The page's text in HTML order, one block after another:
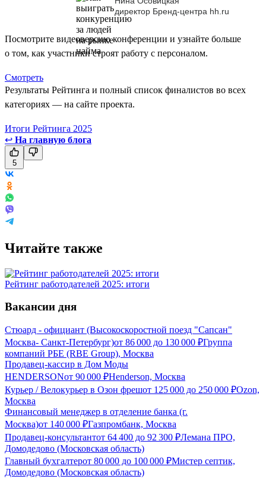
директор Бренд-центра hh.ru
Посмотрите видеоверсию конференции и узнайте больше
о том, как участники строят работу с персоналом.
Смотреть
Результаты Рейтинга и полный список финалистов во всех
категориях — на сайте проекта.
Итоги Рейтинга 2025
↩ На главную блога
5
Читайте также
Рейтинг работодателей 2025: итоги
Вакансии дня
Стюард - официант (Высокоскоростной поезд "Сапсан"
Москва- Санкт-Петербург)от 86 000 до 130 000 ₽Группа
компаний РБЕ (RBE Group), Москва
Продавец-кассир в Дом Моды
HENDERSONот 90 000 ₽Henderson, Москва
Курьер / Велокурьер в Озон фрешот 125 000 до 250 000 ₽Ozon,
Москва
Финансовый менеджер в отделение банка (г.
Москва)от 140 000 ₽Газпромбанк, Москва
Продавец-консультантот 64 400 до 92 300 ₽Лемана ПРО,
Домодедово (Московская область)
Главный бухгалтерот 80 000 до 100 000 ₽Мистер септик,
Домодедово (Московская область)